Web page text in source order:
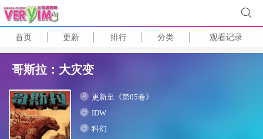
首页 更新 排行 分类 观看记录
哥斯拉：大灾变
更新至《第05卷》
IDW
科幻